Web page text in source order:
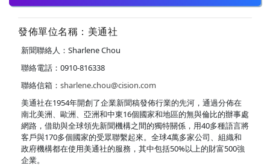
發佈單位名稱：美通社
新聞聯絡人：Sharlene Chou
聯絡電話：0910-816338
聯絡信箱： sharlene.chou@cision.com
美通社在1954年開創了企業新聞稿發佈行業的先河，通過分佈在
南北美洲、歐洲、亞洲和中東16個國家和地區的無與倫比的辦事處
網路，借助與全球領先新聞機構之間的獨特關係，用40多種語言將
客戶與170多個國家的受眾聯繫起來。全球4萬多家公司、組織和
政府機構都在使用美通社的服務，其中包括50%以上的財富500強
企業。